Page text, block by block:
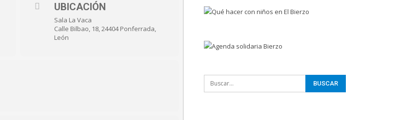
UBICACIÓN
Sala La Vaca
Calle Bilbao, 18, 24404 Ponferrada,
León